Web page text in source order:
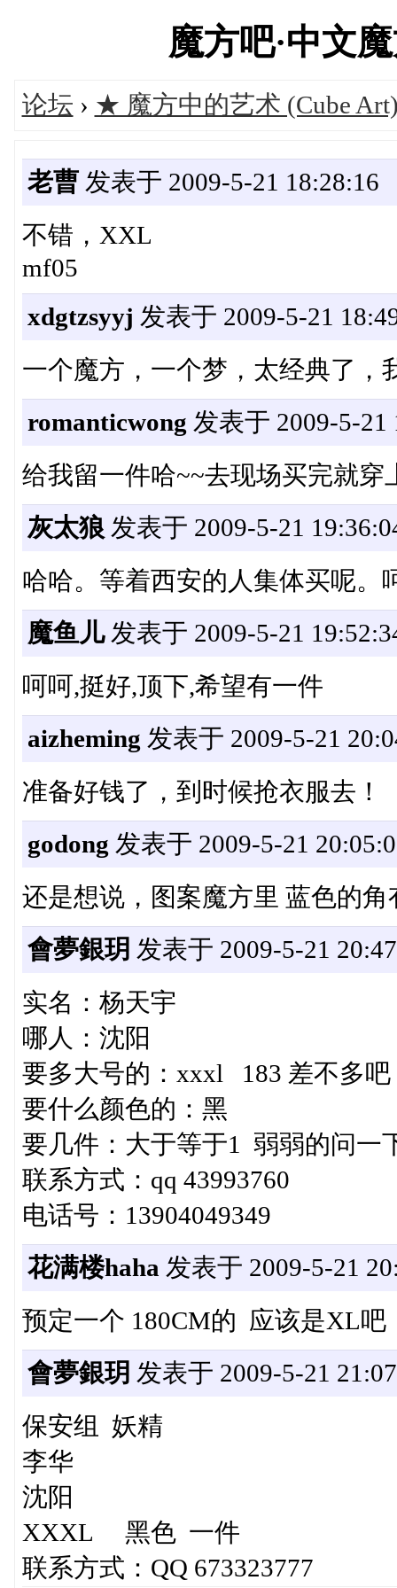
魔方吧·中文
论坛 › ★ 魔方中的艺术 (Cube
老曹发表于 2009-5-21 18:28:16
不错，XXL
mf05
xdgtzsyyj 发表于 2009-5-21
一个魔方，一个梦，太经典了，
romanticwong 发表于 2009-5-21
给我留一件哈~~去现场买完就穿
灰太狼 发表于 2009-5-21
哈哈。等着西安的人集体买呢。
魔鱼儿发表于 2009-5-21
呵呵,挺好,顶下,希望有一件
aizheming 发表于 2009-5-21
准备好钱了，到时候抢衣服去！
godong 发表于 2009-5-21
还是想说，图案魔方里 蓝色的
會夢銀玥 发表于 2009-5-21
实名：杨天宇
哪人：沈阳
要多大号的：xxxl 183 差不多吧
要什么颜色的：黑
要几件：大于等于1 弱弱的问一
联系方式：qq 43993760
电话号：13904049349
花满楼haha 发表于 2009-5-21
预定一个 180CM的 应该是XL吧
會夢銀玥 发表于 2009-5-21
保安组 妖精
李华
沈阳
XXXL 黑色 一件
联系方式：QQ 673323777